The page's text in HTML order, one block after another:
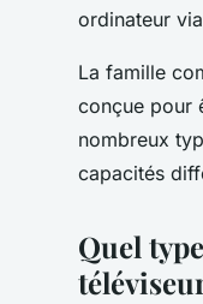
ordinateur
La famille
conçue pour
nombreux
capacités
Quel